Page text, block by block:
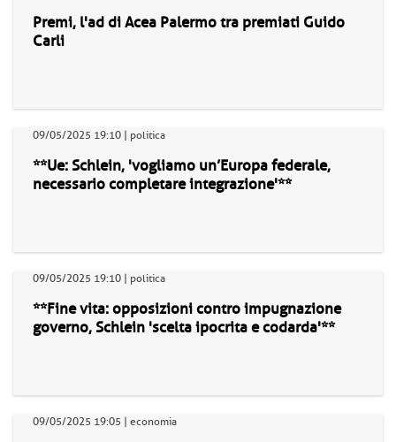
Premi, l'ad di Acea Palermo tra premiati Guido
Carli
09/05/2025 19:10 | politica
**Ue: Schlein, 'vogliamo un’Europa federale,
necessario completare integrazione'**
09/05/2025 19:10 | politica
**Fine vita: opposizioni contro impugnazione
governo, Schlein 'scelta ipocrita e codarda'**
09/05/2025 19:05 | economia